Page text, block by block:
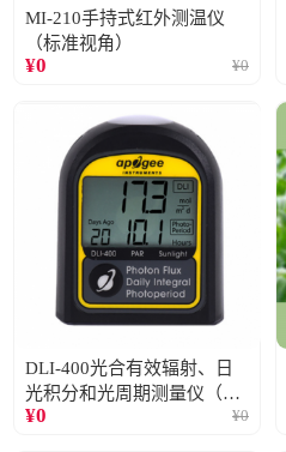
MI-210手持式红外测温仪
（标准视角）
¥0 ¥0
DLI-400光合有效辐射、日
光积分和光周期测量仪（仅
阳光）
¥0 ¥0